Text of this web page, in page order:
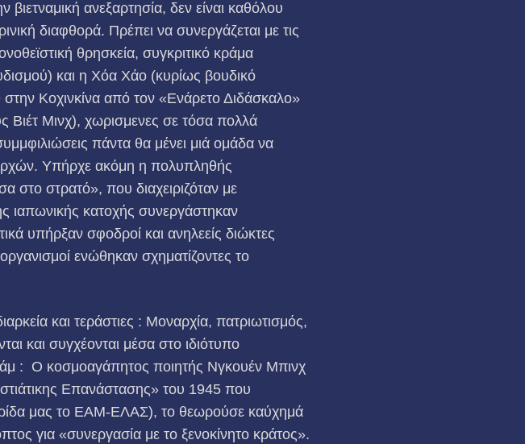
ανεξαρτησία, δεν είναι καθόλου
διαφθορά. Πρέπει να συνεργάζεται με τις
θρησκεία, συγκριτικό κράμα
και η Χόα Χάο (κυρίως βουδικό
Κοχινκίνα από τον «Ενάρετο Διδάσκαλο»
Βιέτ Μινχ), χωρισμενες σε τόσα πολλά
πάν­τα θα μένει μιά ομάδα να
αρχών. Υπήρχε ακόμη η πολυπληθής
στο στρατό», που διαχειριζόταν με
ιαπωνικής κατοχής συνεργάστηκαν
υπήρξαν σφοδροί και ανηλεείς διώκτες
ενώθηκαν σχηματίζοντες το
και τεράστιες : Μοναρχία, πατριωτισμός,
και συγχέονται μέσα στο ιδιότυπο
: Ο κοσμοαγάπητος ποιητής Νγκουέν Μπινχ
Επανάστασης» του 1945 που
μας το ΕΑΜ-ΕΛΑΣ), το θεωρούσε καύχημά
για «συνεργασία με το ξενοκίνητο κράτος».